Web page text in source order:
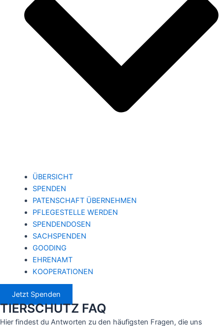
ÜBERSICHT
SPENDEN
PATENSCHAFT ÜBERNEHMEN
PFLEGESTELLE WERDEN
SPENDENDOSEN
SACHSPENDEN
GOODING
EHRENAMT
KOOPERATIONEN
Jetzt Spenden
TIERSCHUTZ FAQ
Hier findest du Antworten zu den häufigsten Fragen, die uns